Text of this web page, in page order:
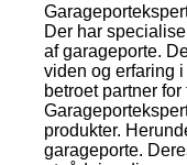
Der har
af garageporte.
viden og erfaring
betroet partner
produkter.
garageporte.